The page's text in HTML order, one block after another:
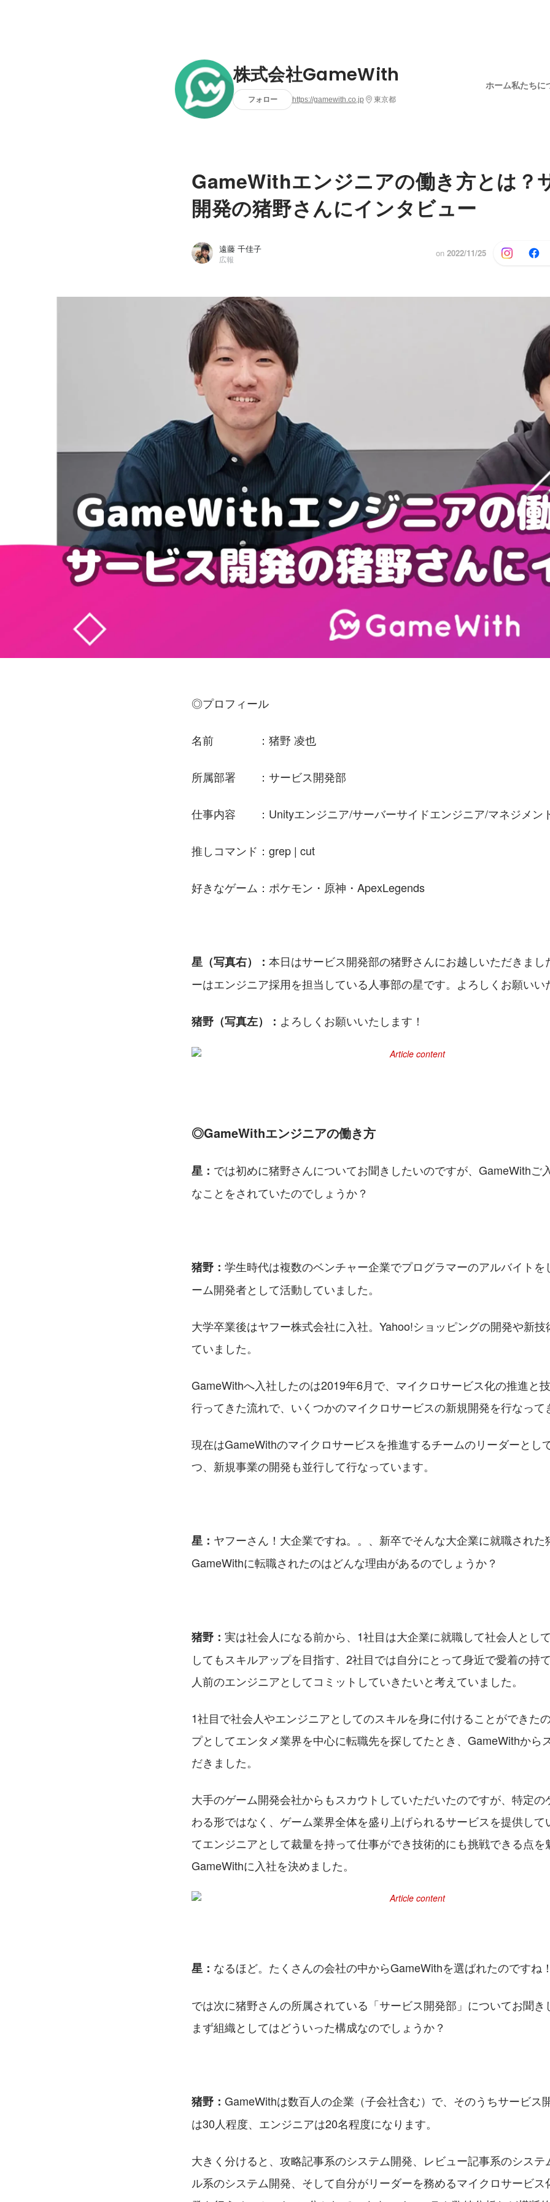
株式会社GameWith
フォロー https://gamewith.co.jp 東京都
ホーム私たちに
GameWithエンジニアの働き方とは？
開発の猪野さんにインタビュー
遠藤 千佳子
広報
on 2022/11/25
◎プロフィール
名前　　　　：猪野 凌也
所属部署　　：サービス開発部
仕事内容　　：Unityエンジニア/サーバーサイドエンジニア/マネジメン
推しコマンド：grep | cut
好きなゲーム：ポケモン・原神・ApexLegends
星（写真右）： 本日はサービス開発部の猪野さんにお越しいただきまし
ーはエンジニア採用を担当している人事部の星です。よろしくお願いい
猪野（写真左）： よろしくお願いいたします！
◎GameWithエンジニアの働き方
星： では初めに猪野さんについてお聞きしたいのですが、GameWithご
なことをされていたのでしょうか？
猪野： 学⽣時代は複数のベンチャー企業でプログラマーのアルバイトを
ーム開発者として活動していました。
大学卒業後はヤフー株式会社に⼊社。Yahoo!ショッピングの開発や新
ていました。
GameWithへ⼊社したのは2019年6⽉で、マイクロサービス化の推進と
⾏ってきた流れで、いくつかのマイクロサービスの新規開発を⾏なって
現在はGameWithのマイクロサービスを推進するチームのリーダーとし
つ、新規事業の開発も並⾏して⾏なっています。
星： ヤフーさん！大企業ですね。。、新卒でそんな大企業に就職された
GameWithに転職されたのはどんな理由があるのでしょうか？
猪野： 実は社会⼈になる前から、1社⽬は⼤企業に就職して社会⼈とし
してもスキルアップを⽬指す、2社⽬では⾃分にとって⾝近で愛着の持
⼈前のエンジニアとしてコミットしていきたいと考えていました。
1社目で社会人やエンジニアとしてのスキルを身に付けることができた
プとしてエンタメ業界を中⼼に転職先を探してたとき、GameWithから
だきました。
⼤⼿のゲーム開発会社からもスカウトしていただいたのですが、特定の
わる形ではなく、ゲーム業界全体を盛り上げられるサービスを提供して
てエンジニアとして裁量を持って仕事ができ技術的にも挑戦できる点を
GameWithに⼊社を決めました。
星： なるほど。たくさんの会社の中からGameWithを選ばれたのですね
では次に猪野さんの所属されている「サービス開発部」についてお聞き
まず組織としてはどういった構成なのでしょうか？
猪野： GameWithは数百⼈の企業（子会社含む）で、そのうちサービス
は30⼈程度、エンジニアは20名程度になります。
⼤きく分けると、攻略記事系のシステム開発、レビュー記事系のシステ
ル系のシステム開発、そして⾃分がリーダーを務めるマイクロサービ
遠藤 千佳子
株式会社GameWith / 広報